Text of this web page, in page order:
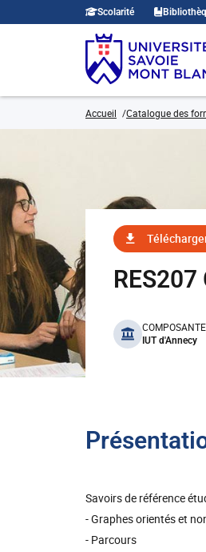
Scolarité
Accueil Catalogue des
RES207
benefits
COMPOSANTE
IUT d'Annecy
Savoirs de référence
- Graphes orientés et
- Parcours